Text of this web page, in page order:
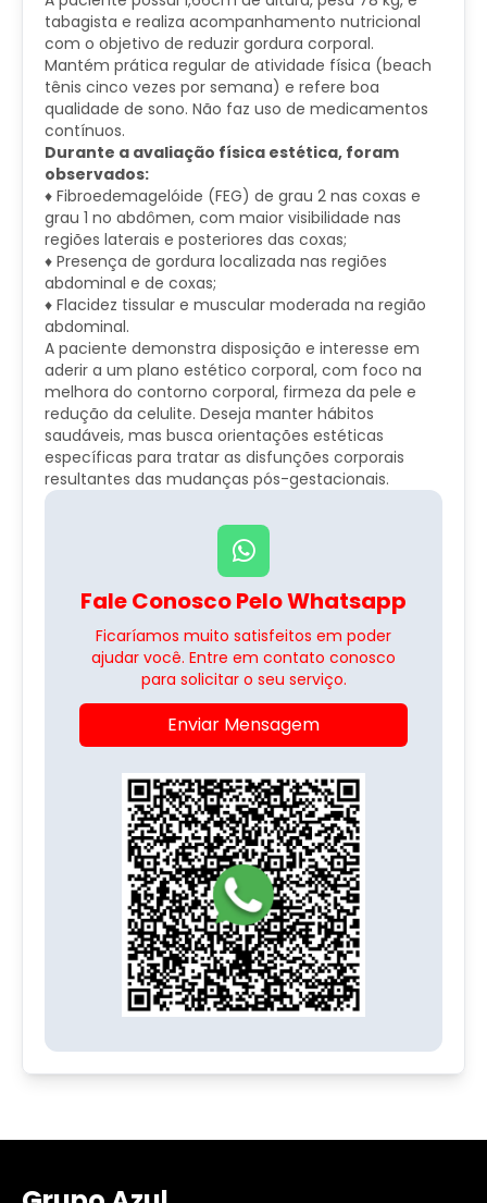
tabagista e realiza acompanhamento nutricional
com o objetivo de reduzir gordura corporal.
Mantém prática regular de atividade física (beach
tênis cinco vezes por semana) e refere boa
qualidade de sono. Não faz uso de medicamentos
contínuos.
Durante a avaliação física estética, foram
observados:
♦ Fibroedemagelóide (FEG) de grau 2 nas coxas e
grau 1 no abdômen, com maior visibilidade nas
regiões laterais e posteriores das coxas;
♦ Presença de gordura localizada nas regiões
abdominal e de coxas;
♦ Flacidez tissular e muscular moderada na região
abdominal.
A paciente demonstra disposição e interesse em
aderir a um plano estético corporal, com foco na
melhora do contorno corporal, firmeza da pele e
redução da celulite. Deseja manter hábitos
saudáveis, mas busca orientações estéticas
específicas para tratar as disfunções corporais
resultantes das mudanças pós-gestacionais.
Fale Conosco Pelo Whatsapp
Ficaríamos muito satisfeitos em poder
ajudar você. Entre em contato conosco
para solicitar o seu serviço.
Enviar Mensagem